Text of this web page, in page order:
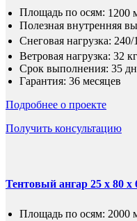
Площадь по осям: 1200
Полезная внутренняя
Снеговая нагрузка: 240/
Ветровая нагрузка: 32
Срок выполнения: 35
Гарантия: 36 месяцев
Подробнее о проекте
Получить консультацию
Тентовый ангар 25 х 80 х
Площадь по осям: 2000